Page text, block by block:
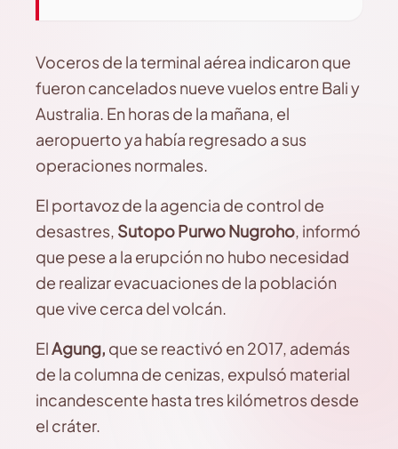
Voceros de la terminal aérea indicaron que
fueron cancelados nueve vuelos entre Bali y
Australia. En horas de la mañana, el
aeropuerto ya había regresado a sus
operaciones normales.
El portavoz de la agencia de control de
desastres, Sutopo Purwo Nugroho, informó
que pese a la erupción no hubo necesidad
de realizar evacuaciones de la población
que vive cerca del volcán.
ElAgung, que se reactivó en 2017, además
de la columna de cenizas, expulsó material
incandescente hasta tres kilómetros desde
el cráter.